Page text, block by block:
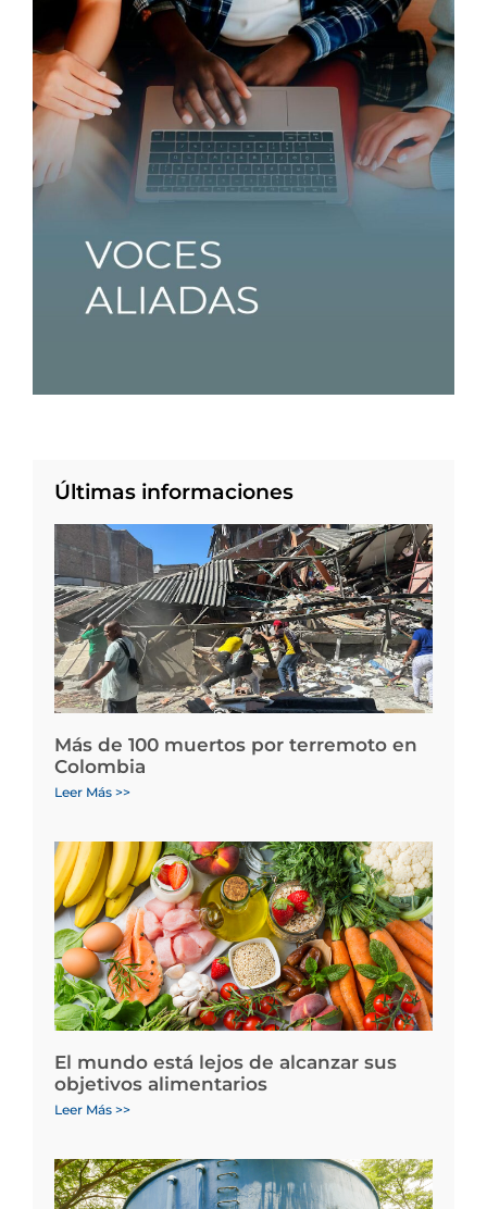
Últimas informaciones
Más de 100 muertos por terremoto en
Colombia
Leer Más >>
El mundo está lejos de alcanzar sus
objetivos alimentarios
Leer Más >>